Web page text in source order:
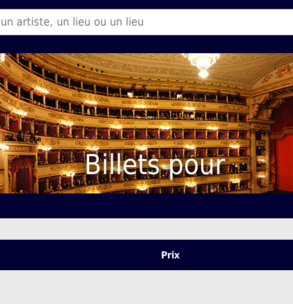
Billets pour
Prix